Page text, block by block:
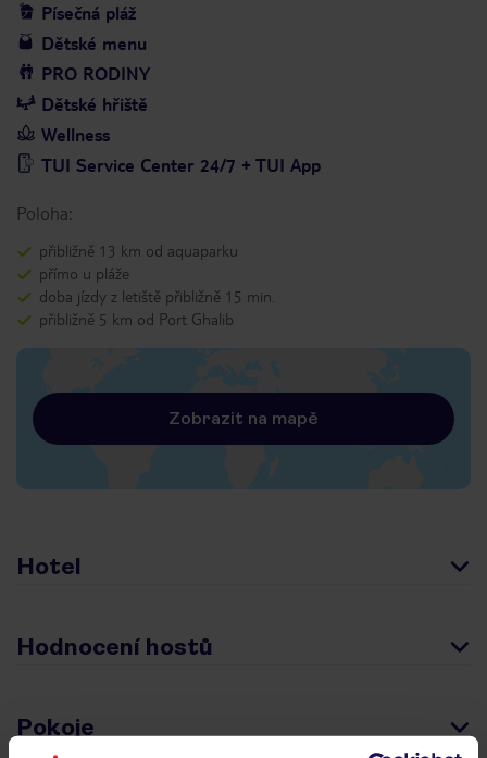
Písečná pláž
Dětské menu
PRO RODINY
Dětské hřiště
Wellness
TUI Service Center 24/7 + TUI App
Poloha:
přibližně 13 km od aquaparku
přímo u pláže
doba jízdy z letiště přibližně 15 min.
přibližně 5 km od Port Ghalib
Zobrazit na mapě
Hotel
Hodnocení hostů
Pokoje